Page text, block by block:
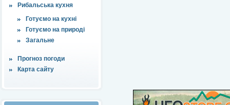
Рибальська кухня
Готуємо на кухні
Готуємо на природі
Загальне
Прогноз погоди
Карта сайту